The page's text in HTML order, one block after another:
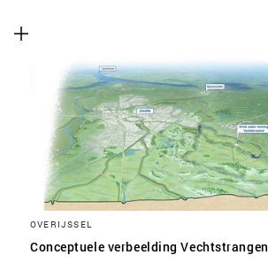
OVERIJSSEL
Conceptuele verbeelding Vechtstrangen